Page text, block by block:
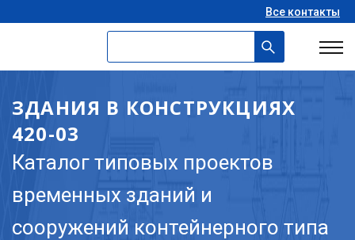
Все контакты
ЗДАНИЯ В КОНСТРУКЦИЯХ
420-03
Каталог типовых проектов
временных зданий и
сооружений контейнерного типа